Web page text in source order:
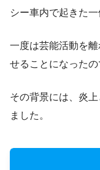
シー車内で起きた一
一度は芸能活動を
せることになったの
その背景には、炎
ました。